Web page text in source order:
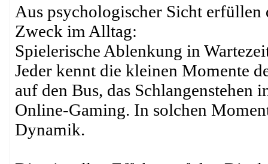
Aus psychologischer Sicht erfüllen
Zweck im Alltag:
Spielerische Ablenkung in
Jeder kennt die kleinen Momente
auf den Bus, das
Online-Gaming. In solchen
Dynamik.